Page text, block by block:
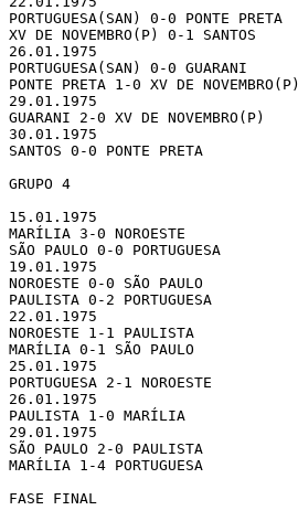
PORTUGUESA(SAN) 0-0 PONTE PRETA
XV DE NOVEMBRO(P) 0-1 SANTOS
26.01.1975
PORTUGUESA(SAN) 0-0 GUARANI
PONTE PRETA 1-0 XV DE NOVEMBRO(P)
29.01.1975
GUARANI 2-0 XV DE NOVEMBRO(P)
30.01.1975
SANTOS 0-0 PONTE PRETA
GRUPO 4
15.01.1975
MARÍLIA 3-0 NOROESTE
SÃO PAULO 0-0 PORTUGUESA
19.01.1975
NOROESTE 0-0 SÃO PAULO
PAULISTA 0-2 PORTUGUESA
22.01.1975
NOROESTE 1-1 PAULISTA
MARÍLIA 0-1 SÃO PAULO
25.01.1975
PORTUGUESA 2-1 NOROESTE
26.01.1975
PAULISTA 1-0 MARÍLIA
29.01.1975
SÃO PAULO 2-0 PAULISTA
MARÍLIA 1-4 PORTUGUESA
FASE FINAL